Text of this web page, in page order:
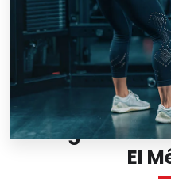
BLOG
Consigue Tus
El